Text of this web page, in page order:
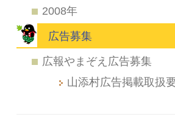
2008年
広告募集
広報やまぞえ広告募集
山添村広告掲載取扱